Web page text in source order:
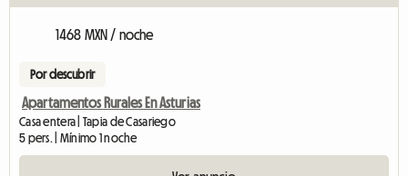
1468 MXN / noche
Por descubrir
Apartamentos Rurales En Asturias
Casa entera | Tapia de Casariego
5 pers. | Mínimo 1 noche